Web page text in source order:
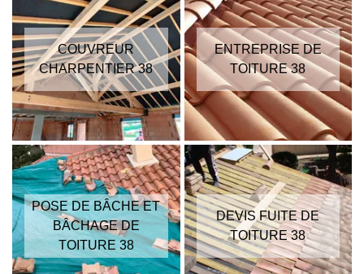
COUVREUR
CHARPENTIER 38
ENTREPRISE DE
TOITURE 38
POSE DE BÂCHE ET
BÂCHAGE DE
TOITURE 38
DEVIS FUITE DE
TOITURE 38